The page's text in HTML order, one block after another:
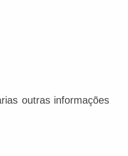
outras informações